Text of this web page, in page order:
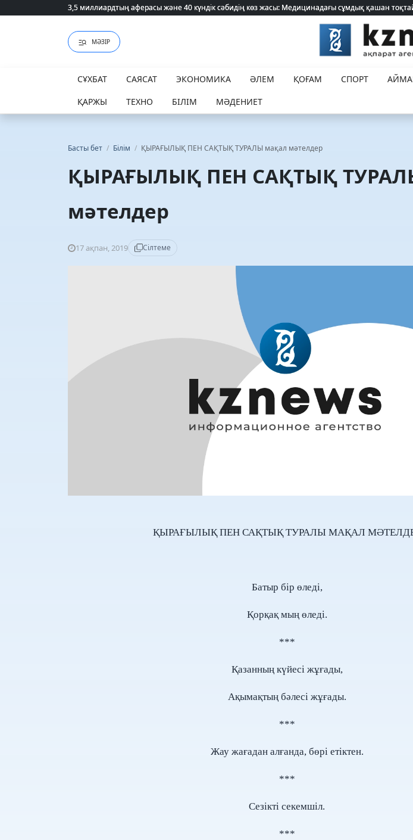
3,5 миллиардтың аферасы және 40 күндік сәбидің көз жасы: Медицинадағы сұмдық қашан
3,5 миллиардтың аферасы және 40 күндік сәбидің көз жасы: Медицинадағы сұмдық қашан
МӘЗІР
СҰХБАТ САЯСАТ ЭКОНОМИКА ӘЛЕМ ҚОҒАМ СПОРТ
ҚАРЖЫ
ТЕХНО БІЛІМ МӘДЕНИЕТ
Басты бет / Білім / ҚЫРАҒЫЛЫҚ ПЕН САҚТЫҚ ТУРАЛЫ мақал мәтелдер
ҚЫРАҒЫЛЫҚ ПЕН САҚТЫҚ
мәтелдер
17 ақпан, 2019 Сілтеме
ҚЫРАҒЫЛЫҚ ПЕН САҚТЫҚ ТУРАЛЫ МАҚАЛ
Батыр бір өледі,
Қорқақ мың өледі.
***
Қазанның күйесі жұғады,
Ақымақтың бәлесі жұғады.
***
Жау жағадан алғанда, бөрі етіктен.
***
Сезікті секемшіл.
***